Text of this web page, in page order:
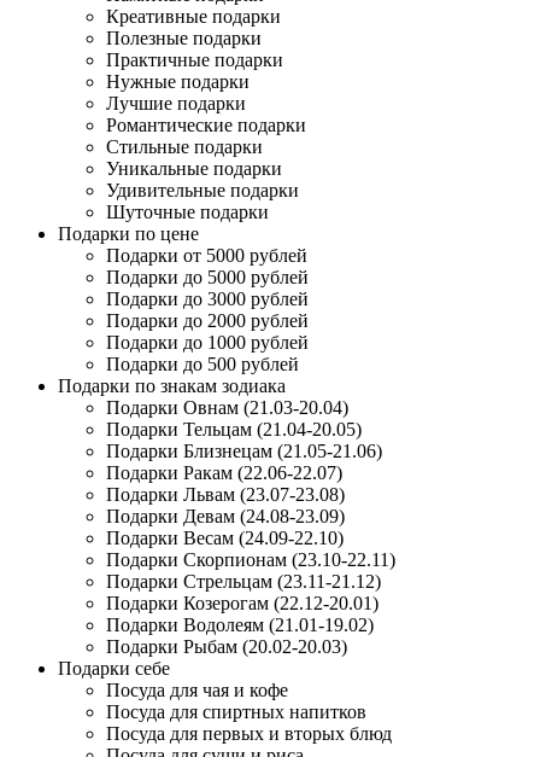
Креативные подарки
Полезные подарки
Практичные подарки
Нужные подарки
Лучшие подарки
Романтические подарки
Стильные подарки
Уникальные подарки
Удивительные подарки
Шуточные подарки
Подарки по цене
Подарки от 5000 рублей
Подарки до 5000 рублей
Подарки до 3000 рублей
Подарки до 2000 рублей
Подарки до 1000 рублей
Подарки до 500 рублей
Подарки по знакам зодиака
Подарки Овнам (21.03-20.04)
Подарки Тельцам (21.04-20.05)
Подарки Близнецам (21.05-21.06)
Подарки Ракам (22.06-22.07)
Подарки Львам (23.07-23.08)
Подарки Девам (24.08-23.09)
Подарки Весам (24.09-22.10)
Подарки Скорпионам (23.10-22.11)
Подарки Стрельцам (23.11-21.12)
Подарки Козерогам (22.12-20.01)
Подарки Водолеям (21.01-19.02)
Подарки Рыбам (20.02-20.03)
Подарки себе
Посуда для чая и кофе
Посуда для спиртных напитков
Посуда для первых и вторых блюд